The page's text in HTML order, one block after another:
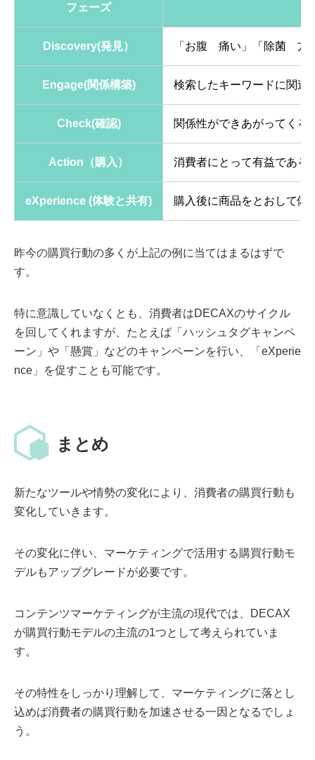
フェーズ
Discovery(発見） 「お腹 痛い」「除菌 方
Engage(関係構築) 検索したキーワードに関連
Check(確認) 関係性ができあがってく
Action（購入） 消費者にとって有益である
eXperience (体験と共有) 購入後に商品をとおして体
昨今の購買行動の多くが上記の例に当てはまるはずで
す。
特に意識していなくとも、消費者はDECAXのサイクル
を回してくれますが、たとえば「ハッシュタグキャンペ
ーン」や「懸賞」などのキャンペーンを行い、「eXperie
nce」を促すことも可能です。
まとめ
新たなツールや情勢の変化により、消費者の購買行動も
変化していきます。
その変化に伴い、マーケティングで活用する購買行動モ
デルもアップグレードが必要です。
コンテンツマーケティングが主流の現代では、DECAX
が購買行動モデルの主流の1つとして考えられていま
す。
その特性をしっかり理解して、マーケティングに落とし
込めば消費者の購買行動を加速させる一因となるでしょ
う。